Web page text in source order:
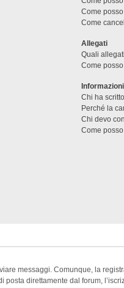
Come
Come
Allegati
Quali
Come
Chi ha
Perché la
Chi devo
Come
messaggi. Comunque, la
direttamente dal forum,